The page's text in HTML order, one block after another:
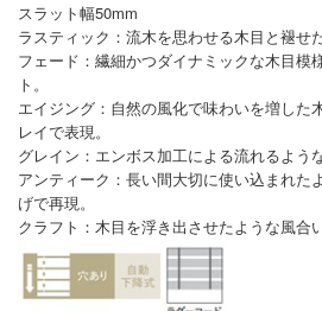
スラット幅50mm
ラスティック：流木を思わせる木目と褪せ
フェード：繊細かつダイナミックな木目模
ト。
エイジング：自然の風化で味わいを増した
レイで表現。
グレイン：エンボス加工による流れるよう
アンティーク：長い間大切に使い込まれた
げで再現。
クラフト：木目を浮き出させたような風合